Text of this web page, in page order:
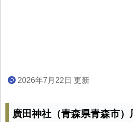
2026年7月22日 更新
廣田神社（青森県青森市